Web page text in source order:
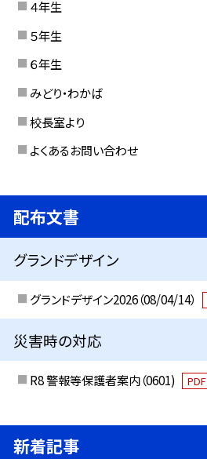
４年生
５年生
６年生
みどり・わかば
校長室より
よくあるお問い合わせ
配布文書
グランドデザイン
グランドデザイン2026（08/04/14）
災害時の対応
R8 警報等保護者案内（0601) PDF
新着記事